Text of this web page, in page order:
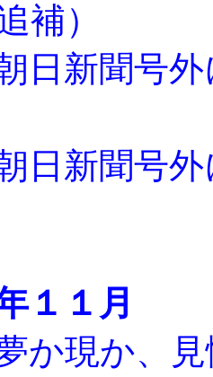
補）
日新聞号
日新聞号
１１月
か現か、見